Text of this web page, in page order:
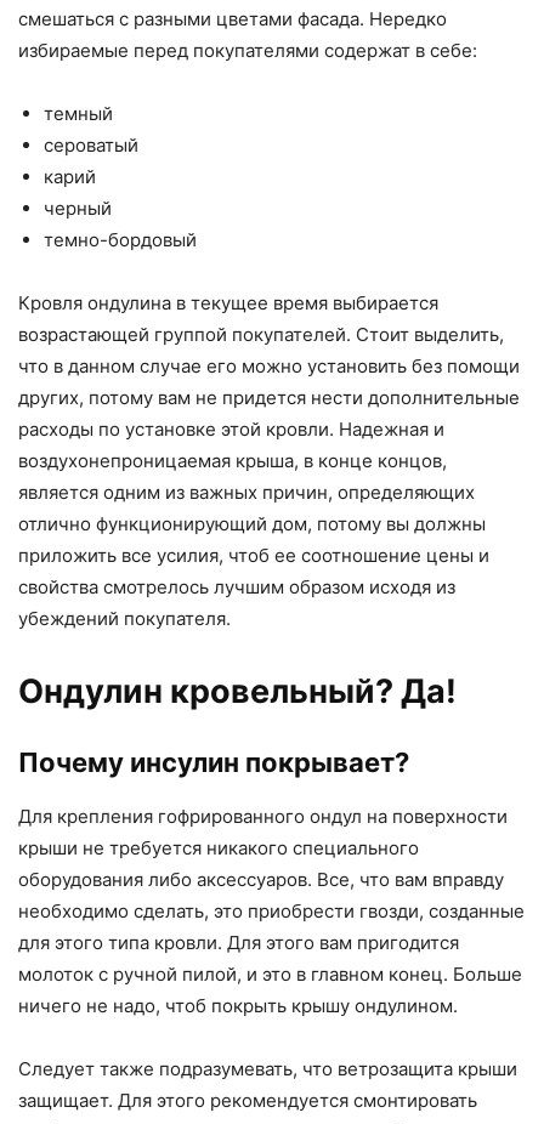
смешаться с разными цветами фасада. Нередко
избираемые перед покупателями содержат в себе:
темный
сероватый
карий
черный
темно-бордовый
Кровля ондулина в текущее время выбирается
возрастающей группой покупателей. Стоит выделить,
что в данном случае его можно установить без помощи
других, потому вам не придется нести дополнительные
расходы по установке этой кровли. Надежная и
воздухонепроницаемая крыша, в конце концов,
является одним из важных причин, определяющих
отлично функционирующий дом, потому вы должны
приложить все усилия, чтоб ее соотношение цены и
свойства смотрелось лучшим образом исходя из
убеждений покупателя.
Ондулин кровельный? Да!
Почему инсулин покрывает?
Для крепления гофрированного ондул на поверхности
крыши не требуется никакого специального
оборудования либо аксессуаров. Все, что вам вправду
необходимо сделать, это приобрести гвозди, созданные
для этого типа кровли. Для этого вам пригодится
молоток с ручной пилой, и это в главном конец. Больше
ничего не надо, чтоб покрыть крышу ондулином.
Следует также подразумевать, что ветрозащита крыши
защищает. Для этого рекомендуется смонтировать